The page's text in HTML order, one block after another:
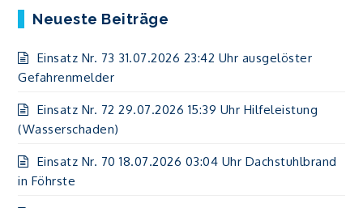
Neueste Beiträge
Einsatz Nr. 73 31.07.2026 23:42 Uhr ausgelöster
Gefahrenmelder
Einsatz Nr. 72 29.07.2026 15:39 Uhr Hilfeleistung
(Wasserschaden)
Einsatz Nr. 70 18.07.2026 03:04 Uhr Dachstuhlbrand
in Föhrste